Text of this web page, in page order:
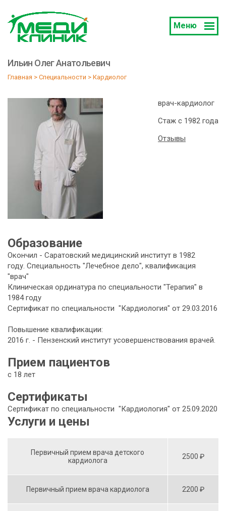
Меню
Ильин Олег Анатольевич
Главная > Специальности > Кардиолог
врач-кардиолог
Стаж с 1982 года
Отзывы
Образование
Окончил - Саратовский медицинский институт в 1982
году. Специальность "Лечебное дело", квалификация
"врач"
Клиническая ординатура по специальности "Терапия" в
1984 году
Сертификат по специальности "Кардиология" от 29.03.2016
Повышение квалификации:
2016 г. - Пензенский институт усовершенствования врачей.
Прием пациентов
с 18 лет
Сертификаты
Сертификат по специальности "Кардиология" от 25.09.2020
Услуги и цены
Первичный прием врача детского
кардиолога
2500 ₽
Первичный прием врача кардиолога 2200 ₽